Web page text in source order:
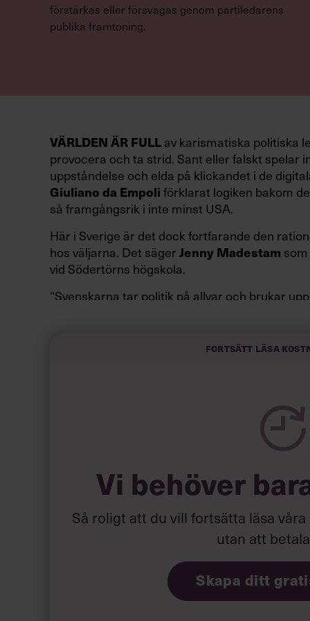
förstärkas eller försvagas genom partiledarens
publika framtoning.
VÄRLDEN ÄR FULL av karismatiska politiska
provocera och ta strid. Sant eller falskt spelar
uppståndelse och elda på klickandet i de
Giuliano da Empoli förklarat logiken bakom
så framgångsrik i inte minst USA.
Här i Sverige är det dock fortfarande den
hos väljarna. Det säger Jenny Madestam
vid Södertörns högskola.
”Svenskarna tar politik på allvar och brukar
sammanfatta de önskningar som svenskarna
Siri Wikander:
Fortsätt läsa
Vi behöver
Så roligt att du vill fortsätta läsa
utan att
Skapa ditt